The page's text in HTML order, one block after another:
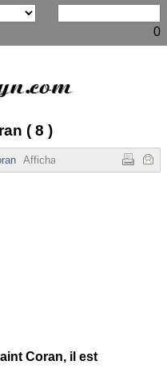
0
( 8 )
Affichages :
Coran, il est